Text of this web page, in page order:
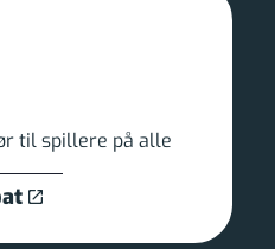
til spillere på alle